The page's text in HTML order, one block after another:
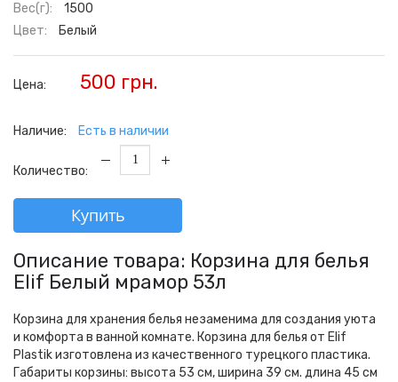
Вес(г):
1500
Цвет:
Белый
Цена: 500 грн.
Наличие: Есть в наличии
Количество:
Купить
Описание товара: Корзина для белья
Elif Белый мрамор 53л
Корзина для хранения белья незаменима для создания уюта
и комфорта в ванной комнате. Корзина для белья от Elif
Plastik изготовлена из качественного турецкого пластика.
Габариты корзины: высота 53 см, ширина 39 см. длина 45 см